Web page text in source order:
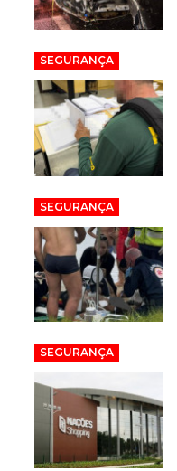
SEGURANÇA
SEGURANÇA
SEGURANÇA